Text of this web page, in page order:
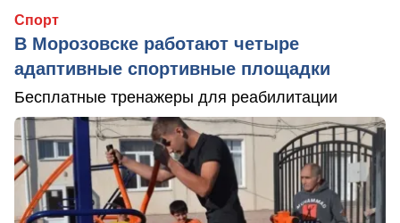
Спорт
В Морозовске работают четыре
адаптивные спортивные площадки
Бесплатные тренажеры для реабилитации